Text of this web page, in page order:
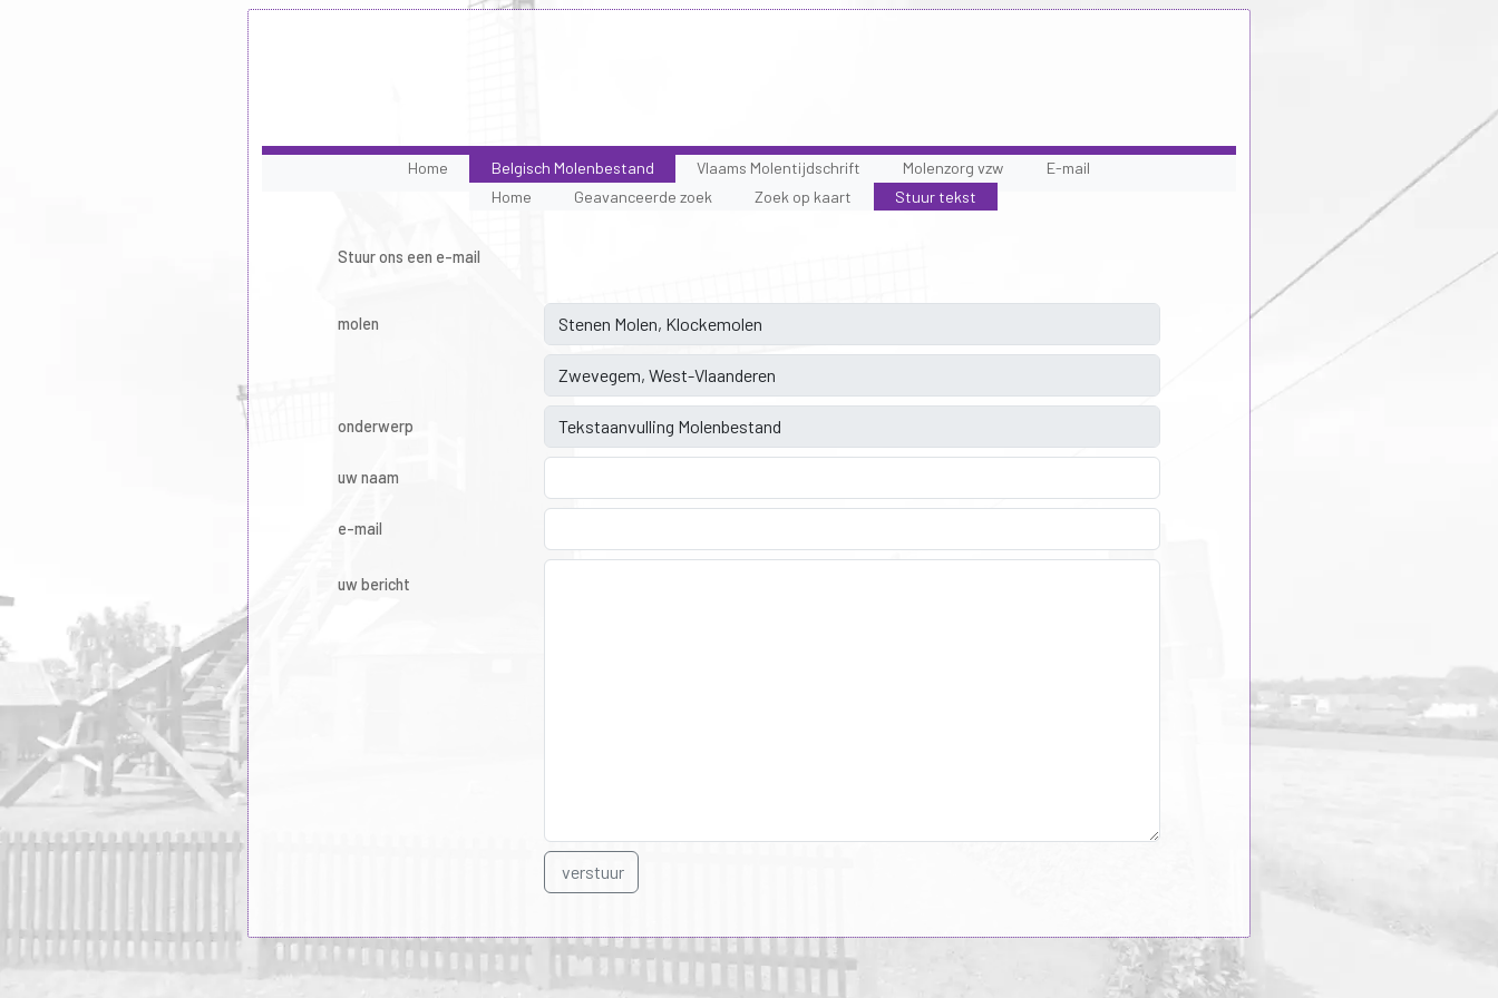
Home
Belgisch Molenbestand
Home
Geavanceerde zoek Zoek op kaart Stuur tekst
Vlaams Molentijdschrift Molenzorg vzw E-mail
Stuur ons een e-mail
molen
onderwerp
uw naam
e-mail
uw bericht